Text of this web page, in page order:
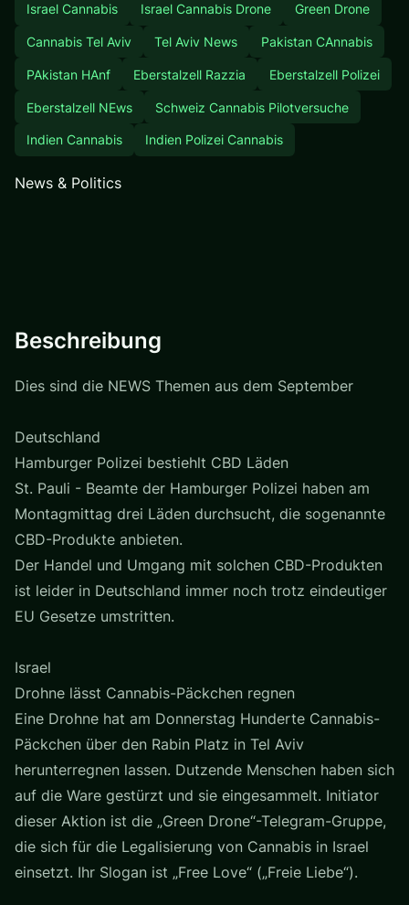
Israel Cannabis Israel Cannabis Drone Green Drone
Cannabis Tel Aviv Tel Aviv News Pakistan CAnnabis
PAkistan HAnf Eberstalzell Razzia Eberstalzell Polizei
Eberstalzell NEws Schweiz Cannabis Pilotversuche
Indien Cannabis Indien Polizei Cannabis
News & Politics
Beschreibung
Dies sind die NEWS Themen aus dem September
Deutschland
Hamburger Polizei bestiehlt CBD Läden
St. Pauli - Beamte der Hamburger Polizei haben am
Montagmittag drei Läden durchsucht, die sogenannte
CBD-Produkte anbieten.
Der Handel und Umgang mit solchen CBD-Produkten
ist leider in Deutschland immer noch trotz eindeutiger
EU Gesetze umstritten.
Israel
Drohne lässt Cannabis-Päckchen regnen
Eine Drohne hat am Donnerstag Hunderte Cannabis-
Päckchen über den Rabin Platz in Tel Aviv
herunterregnen lassen. Dutzende Menschen haben sich
auf die Ware gestürzt und sie eingesammelt. Initiator
dieser Aktion ist die „Green Drone“-Telegram-Gruppe,
die sich für die Legalisierung von Cannabis in Israel
einsetzt. Ihr Slogan ist „Free Love“ („Freie Liebe“).